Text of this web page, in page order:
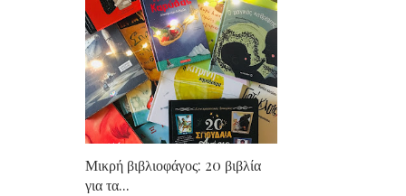
Μικρή βιβλιοφάγος: 20 βιβλία
για τα...